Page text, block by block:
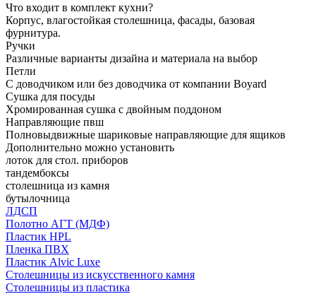
Что входит в комплект кухни?
Корпус, влагостойкая столешница, фасады, базовая
фурнитура.
Ручки
Различные варианты дизайна и материала на выбор
Петли
С доводчиком или без доводчика от компании Boyard
Сушка для посуды
Хромированная сушка с двойным поддоном
Направляющие пвш
Полновыдвижные шариковые направляющие для ящиков
Дополнительно можно установить
лоток для стол. приборов
тандембоксы
столешница из камня
бутылочница
ЛДСП
Полотно АГТ (МДФ)
Пластик HPL
Пленка ПВХ
Пластик Alvic Luxe
Столешницы из искусственного камня
Столешницы из пластика